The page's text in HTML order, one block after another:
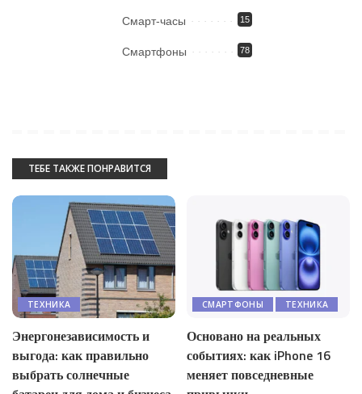
Смарт-часы 15
Смартфоны 78
ТЕБЕ ТАКЖЕ ПОНРАВИТСЯ
ТЕХНИКА
Энергонезависимость и
выгода: как правильно
выбрать солнечные
СМАРТФОНЫ ТЕХНИКА
Основано на реальных
событиях: как iPhone 16
меняет повседневные